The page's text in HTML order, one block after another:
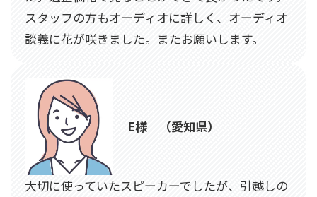
スタッフの方もオーディオに詳しく、オーディオ
談義に花が咲きました。またお願いします。
E様 （愛知県）
大切に使っていたスピーカーでしたが、引越しの